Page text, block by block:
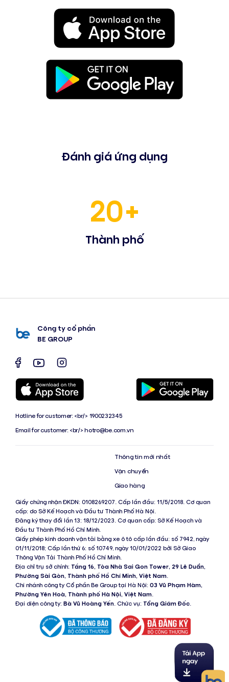
Đánh giá ứng dụng
20+
Thành phố
Công ty cổ phần
BE GROUP
Hotline for customer: <br/> 1900232345
Email for customer: <br/>hotro@be.com.vn
Thông tin mới nhất
Vận chuyển
Giao hàng
Giấy chứng nhận ĐKDN: 0108269207. Cấp lần đầu: 11/5/2018. Cơ quan
cấp: do Sở Kế Hoạch và Đầu tư Thành Phố Hà Nội.
Đăng ký thay đổi lần 13: 18/12/2023. Cơ quan cấp: Sở Kế Hoạch và
Đầu tư Thành Phố Hồ Chí Minh.
Giấy phép kinh doanh vận tải bằng xe ô tô cấp lần đầu: số 7942, ngày
01/11/2018; Cấp lần thứ 6: số 10749, ngày 10/01/2022 bởi Sở Giao
Thông Vận Tải Thành Phố Hồ Chí Minh.
Địa chỉ trụ sở chính: Tầng 16, Tòa Nhà Sai Gon Tower, 29 Lê Duẩn,
Phường Sài Gòn, Thành phố Hồ Chí Minh, Việt Nam.
Chi nhánh công ty Cổ phần Be Group tại Hà Nội: 03 Vũ Phạm Hàm,
Phường Yên Hoà, Thành phố Hà Nội, Việt Nam.
Đại diện công ty: Bà Vũ Hoàng Yến. Chức vụ: Tổng Giám Đốc.